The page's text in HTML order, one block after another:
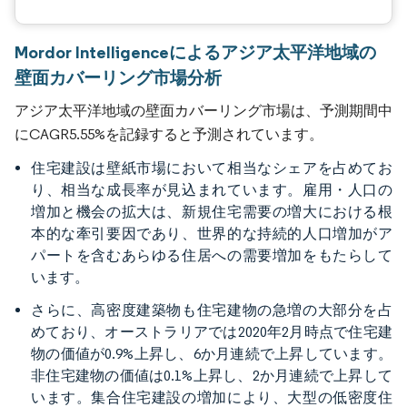
Mordor Intelligenceによるアジア太平洋地域の
壁面カバーリング市場分析
アジア太平洋地域の壁面カバーリング市場は、予測期間中
にCAGR5.55%を記録すると予測されています。
住宅建設は壁紙市場において相当なシェアを占めてお
り、相当な成長率が見込まれています。雇用・人口の
増加と機会の拡大は、新規住宅需要の増大における根
本的な牽引要因であり、世界的な持続的人口増加がア
パートを含むあらゆる住居への需要増加をもたらして
います。
さらに、高密度建築物も住宅建物の急増の大部分を占
めており、オーストラリアでは2020年2月時点で住宅建
物の価値が0.9%上昇し、6か月連続で上昇しています。
非住宅建物の価値は0.1%上昇し、2か月連続で上昇して
います。集合住宅建設の増加により、大型の低密度住